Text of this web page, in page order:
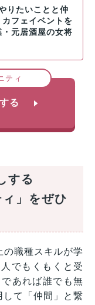
りたいことと仲
カフェイベントを
元居酒屋の女将
ティ
る
する
」をぜひ
職種スキルが学
でもくもくと受
あれば誰でも無
て「仲間」と繋